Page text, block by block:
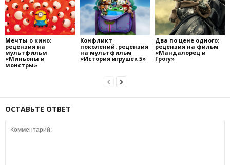
Мечты о кино:
рецензия на
мультфильм
«Миньоны и
монстры»
Конфликт
поколений: рецензия
на мультфильм
«История игрушек 5»
Два по цене одного:
рецензия на фильм
«Мандалорец и
Грогу»
ОСТАВЬТЕ ОТВЕТ